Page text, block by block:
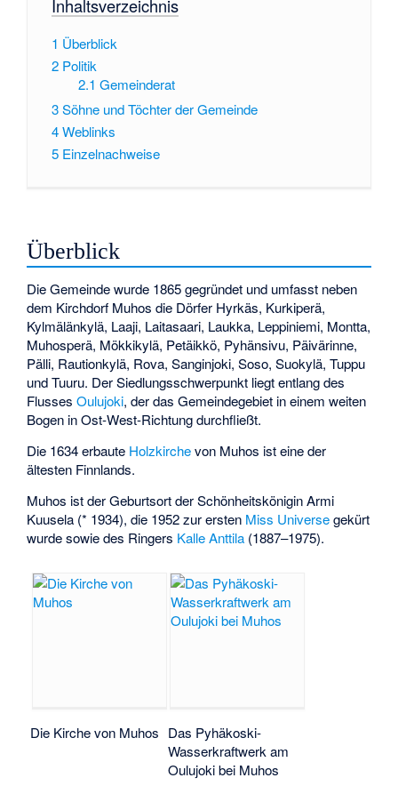
Inhaltsverzeichnis
1 Überblick
2 Politik
2.1 Gemeinderat
3Söhne und Töchter der Gemeinde
4Weblinks
5 Einzelnachweise
Überblick
Die Gemeinde wurde 1865 gegründet und umfasst neben
dem Kirchdorf Muhos die Dörfer Hyrkäs, Kurkiperä,
Kylmälänkylä, Laaji, Laitasaari, Laukka, Leppiniemi, Montta,
Muhosperä, Mökkikylä, Petäikkö, Pyhänsivu, Päivärinne,
Pälli, Rautionkylä, Rova, Sanginjoki, Soso, Suokylä, Tuppu
und Tuuru. Der Siedlungsschwerpunkt liegt entlang des
FlussesOulujoki, der das Gemeindegebiet in einem weiten
Bogen in Ost-West-Richtung durchfließt.
Die 1634 erbaute Holzkirchevon Muhos ist eine der
ältesten Finnlands.
Muhos ist der Geburtsort der SchönheitsköniginArmi
Kuusela (* 1934), die 1952 zur ersten Miss Universegekürt
wurde sowie des Ringers Kalle Anttila (1887–1975).
Die Kirche von Muhos Das Pyhäkoski-
Wasserkraftwerk am
Oulujoki bei Muhos